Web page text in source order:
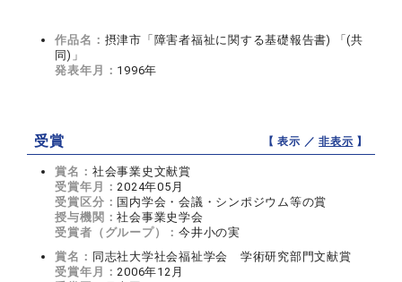
作品名： 摂津市「障害者福祉に関する基礎報告書) 「(共
同)」
発表年月： 1996年
受賞 【 表示 ／非表示 】
賞名： 社会事業史文献賞
受賞年月：2024年05月
受賞区分： 国内学会・会議・シンポジウム等の賞
授与機関：社会事業史学会
受賞者（グループ）：今井小の実
賞名： 同志社大学社会福祉学会 学術研究部門文献賞
受賞年月：2006年12月